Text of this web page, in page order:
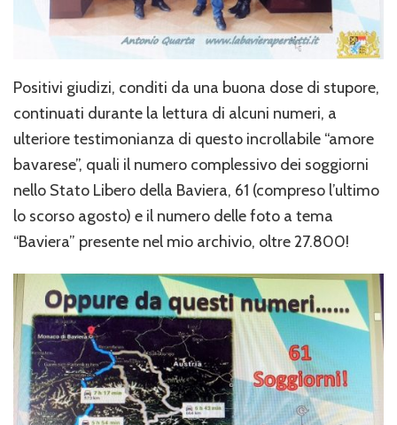
Positivi giudizi, conditi da una buona dose di stupore,
continuati durante la lettura di alcuni numeri, a
ulteriore testimonianza di questo incrollabile “amore
bavarese”, quali il numero complessivo dei soggiorni
nello Stato Libero della Baviera, 61 (compreso l’ultimo
lo scorso agosto) e il numero delle foto a tema
“Baviera” presente nel mio archivio, oltre 27.800!